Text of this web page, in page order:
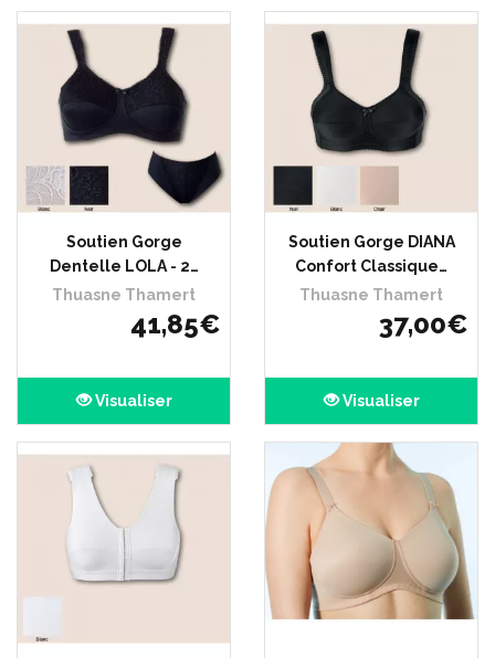
Soutien Gorge
Dentelle LOLA - 2…
Thuasne Thamert
41,85€
Visualiser
Soutien Gorge DIANA
Confort Classique…
Thuasne Thamert
37,00€
Visualiser